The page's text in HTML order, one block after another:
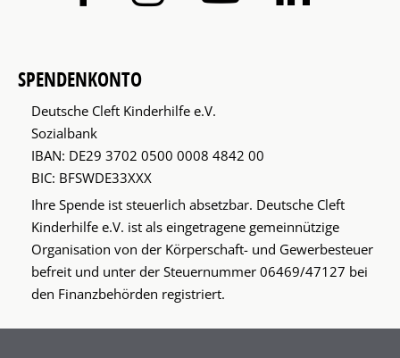
SPENDENKONTO
Deutsche Cleft Kinderhilfe e.V.
Sozialbank
IBAN: DE29 3702 0500 0008 4842 00
BIC: BFSWDE33XXX
Ihre Spende ist steuerlich absetzbar. Deutsche Cleft
Kinderhilfe e.V. ist als eingetragene gemeinnützige
Organisation von der Körperschaft- und Gewerbesteuer
befreit und unter der Steuernummer 06469/47127 bei
den Finanzbehörden registriert.